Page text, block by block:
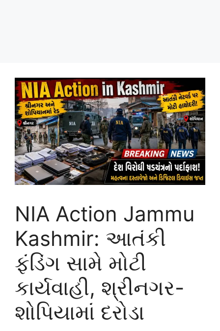
NIA Action Jammu
Kashmir: આતંકી
ફંડિંગ સામે મોટી
કાર્યવાહી, શ્રીનગર-
શોપિયામાં દરોડા